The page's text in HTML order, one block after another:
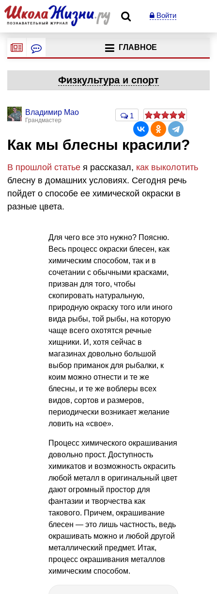
Войти
ГЛАВНОЕ
Физкультура и спорт
Владимир Мао
Грандмастер
1
Как мы блесны красили?
В прошлой статье я рассказал, как выколотить
блесну в домашних условиях. Сегодня речь
пойдет о способе ее химической окраски в
разные цвета.
Для чего все это нужно? Поясню.
Весь процесс окраски блесен, как
химическим способом, так и в
сочетании с обычными красками,
призван для того, чтобы
скопировать натуральную,
природную окраску того или иного
вида рыбы, той рыбы, на которую
чаще всего охотятся речные
хищники. И, хотя сейчас в
магазинах довольно большой
выбор приманок для рыбалки, к
коим можно отнести и те же
блесны, и те же воблеры всех
видов, сортов и размеров,
периодически возникает желание
ловить на «свое».
Процесс химического окрашивания
довольно прост. Доступность
химикатов и возможность окрасить
любой металл в оригинальный цвет
дают огромный простор для
фантазии и творчества как
такового. Причем, окрашивание
блесен — это лишь частность, ведь
окрашивать можно и любой другой
металлический предмет. Итак,
процесс окрашивания металлов
химическим способом.